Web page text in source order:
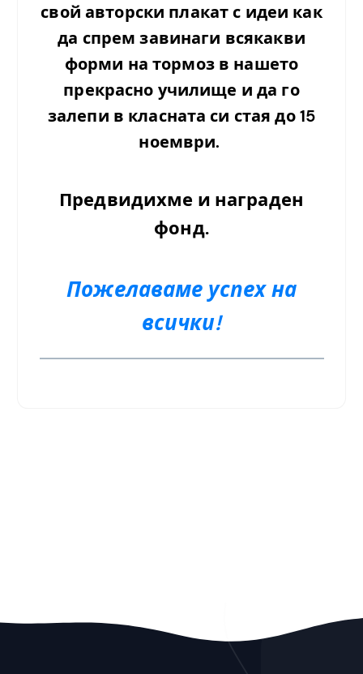
свой авторски плакат с идеи как
да спрем завинаги всякакви
форми на тормоз в нашето
прекрасно училище и да го
залепи в класната си стая до 15
ноември.
Предвидихме и награден
фонд.
Пожелаваме успех на
всички!